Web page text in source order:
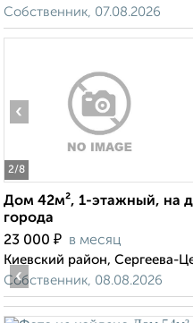
Собственник, 07.08.2026
2/8
‹
Дом 42м², 1-этажный, на
города
23 000 ₽ в месяц
Киевский район, Сергеева-
Собственник, 08.08.2026
‹